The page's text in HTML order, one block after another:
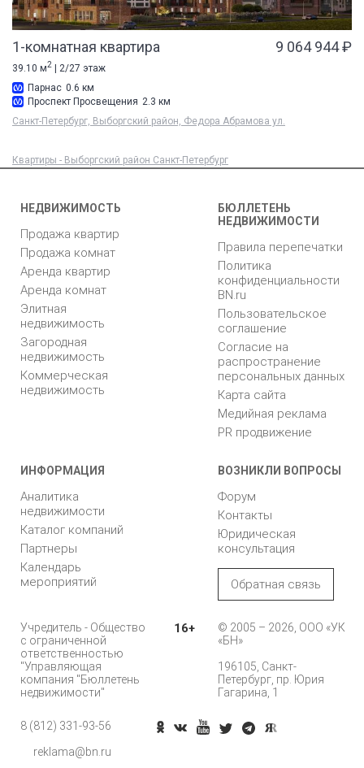
1-комнатная квартира 9 064 944 ₽
39.10 м2 | 2/27 этаж
Парнас 0.6 км
Проспект Просвещения 2.3 км
Санкт-Петербург, Выборгский район, Федора Абрамова ул.
Квартиры - Выборгский район Санкт-Петербург
НЕДВИЖИМОСТЬ
Продажа квартир
Продажа комнат
Аренда квартир
Аренда комнат
Элитная
недвижимость
Загородная
недвижимость
Коммерческая
недвижимость
БЮЛЛЕТЕНЬ
НЕДВИЖИМОСТИ
Правила перепечатки
Политика
конфиденциальности
BN.ru
Пользовательское
соглашение
Согласие на
распространение
персональных данных
Карта сайта
Медийная реклама
PR продвижение
ИНФОРМАЦИЯ
Аналитика
недвижимости
Каталог компаний
Партнеры
Календарь
мероприятий
ВОЗНИКЛИ ВОПРОСЫ
Форум
Контакты
Юридическая
консультация
Обратная связь
Учредитель - Общество
с ограниченной
ответственностью
"Управляющая
компания "Бюллетень
недвижимости"
16+
© 2005 – 2026, ООО «УК
«БН»
196105, Санкт-
Петербург, пр. Юрия
Гагарина, 1
8 (812) 331-93-56
reklama@bn.ru